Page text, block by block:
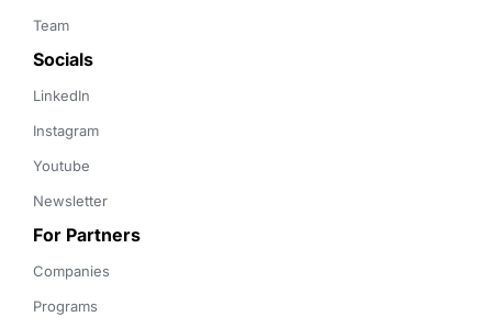
Team
Socials
LinkedIn
Instagram
Youtube
Newsletter
For Partners
Companies
Programs